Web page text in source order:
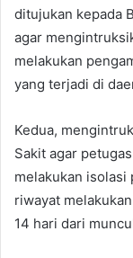
ditujukan kepada
agar
melakukan
yang terjadi di
Kedua,
Sakit agar
melakukan isolasi
riwayat
14 hari dari